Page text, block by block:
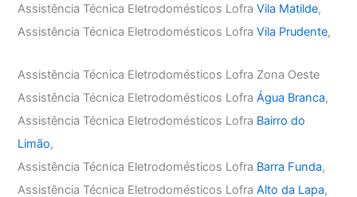
Assistência Técnica Eletrodomésticos LofraVila Matilde,
Assistência Técnica Eletrodomésticos LofraVila Prudente,
Assistência Técnica Eletrodomésticos Lofra Zona Oeste
Assistência Técnica Eletrodomésticos LofraÁgua Branca,
Assistência Técnica Eletrodomésticos Lofra Bairro do
Limão,
Assistência Técnica Eletrodomésticos Lofra Barra Funda,
Assistência Técnica Eletrodomésticos LofraAlto da Lapa,